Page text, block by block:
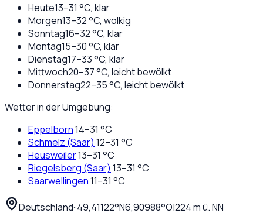
Heute13–31 °C, klar
Morgen13–32°C, wolkig
Sonntag16–32°C, klar
Montag15–30°C, klar
Dienstag17–33°C, klar
Mittwoch20–37°C, leicht bewölkt
Donnerstag22–35°C, leicht bewölkt
Wetter in der Umgebung:
Eppelborn14–31 °C
Schmelz (Saar) 12–31 °C
Heusweiler13–31 °C
Riegelsberg (Saar) 13–31 °C
Saarwellingen11–31 °C
Deutschland··49,41122°N6,90988°O|224m ü. NN